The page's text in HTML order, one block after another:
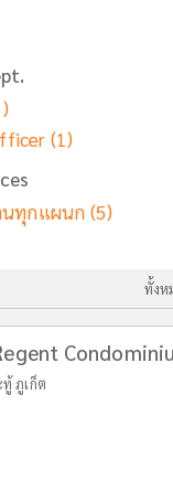
(1)
นทุกแผนก (5)
ทั้งห
ภูเก็ต